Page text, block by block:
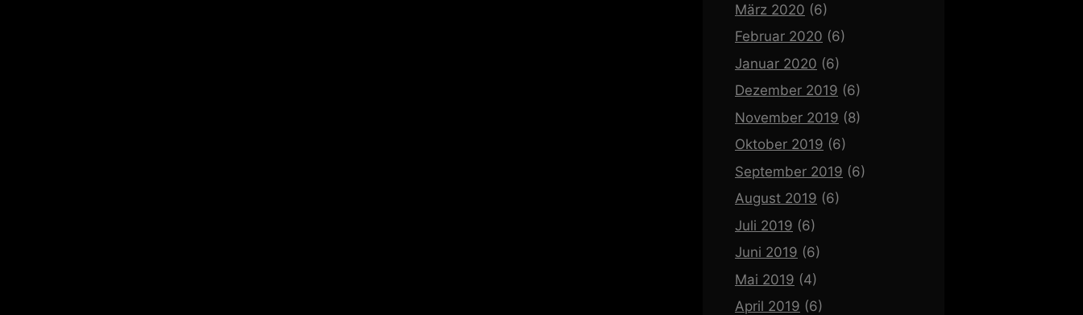
März 2020 (6)
Februar 2020 (6)
Januar 2020 (6)
Dezember 2019 (6)
November 2019 (8)
Oktober 2019 (6)
September 2019 (6)
August 2019 (6)
Juli 2019 (6)
Juni 2019 (6)
Mai 2019 (4)
April 2019 (6)